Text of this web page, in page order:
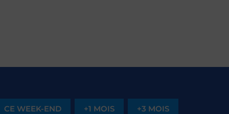
CE WEEK-END +1 MOIS +3 MOIS